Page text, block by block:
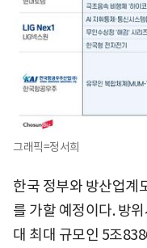
그래픽=정서희
한국 정부와 방산업계
를 가할 예정이다. 방
대 최대 규모인 5조